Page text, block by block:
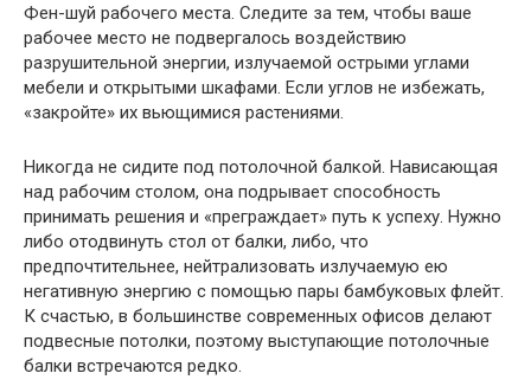
Фен-шуй рабочего места. Следите за тем, чтобы ваше
рабочее место не подвергалось воздействию
разрушительной энергии, излучаемой острыми углами
мебели и открытыми шкафами. Если углов не избежать,
«закройте» их вьющимися растениями.
Никогда не сидите под потолочной балкой. Нависающая
над рабочим столом, она подрывает способность
принимать решения и «преграждает» путь к успеху. Нужно
либо отодвинуть стол от балки, либо, что
предпочтительнее, нейтрализовать излучаемую ею
негативную энергию с помощью пары бамбуковых флейт.
К счастью, в большинстве современных офисов делают
подвесные потолки, поэтому выступающие потолочные
балки встречаются редко.